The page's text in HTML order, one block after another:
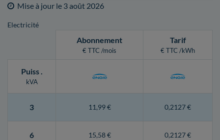
Mise à jour le 3 août 2026
Electricité
Abonnement
€ TTC /mois
Tarif
€ TTC /kWh
Puiss.
kVA
3 11,99 € 0,2127 €
6 15,58 € 0,2127 €